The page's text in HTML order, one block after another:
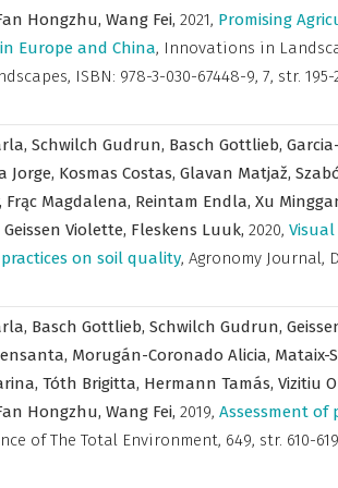
Hongzhu, Wang Fei, 2021, Promising
Europe and China, Innovations in
, ISBN: 978-3-030-67448-9, 7, str. 195-
Schwilch Gudrun, Basch Gottlieb,
Jorge, Kosmas Costas, Glavan Matjaž,
Frąc Magdalena, Reintam Endla, Xu
Geissen Violette, Fleskens Luuk, 2020,
on soil quality, Agronomy Journal,
Basch Gottlieb, Schwilch Gudrun,
Morugán-Coronado Alicia, Mataix-
Tóth Brigitta, Hermann Tamás, Vizitiu
Hongzhu, Wang Fei, 2019, Assessment of
of The Total Environment, 649, str. 610-